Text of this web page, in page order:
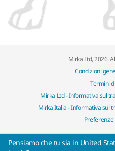
Mirka Ltd, 2026.
Condizioni
Termini
Mirka Ltd - Informativa sul
Mirka Italia - Informativa sul
Pensiamo che tu sia in United